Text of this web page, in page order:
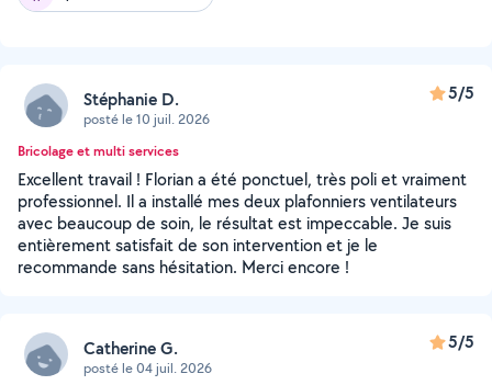
Stéphanie D.
posté le 10 juil. 2026
5/5
Bricolage et multi services
Excellent travail ! Florian a été ponctuel, très poli et vraiment
professionnel. Il a installé mes deux plafonniers ventilateurs
avec beaucoup de soin, le résultat est impeccable. Je suis
entièrement satisfait de son intervention et je le
recommande sans hésitation. Merci encore !
Catherine G.
posté le 04 juil. 2026
5/5